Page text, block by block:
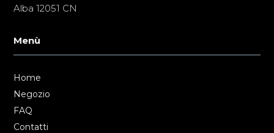
Alba 12051 CN
Menù
Home
Negozio
FAQ
Contatti